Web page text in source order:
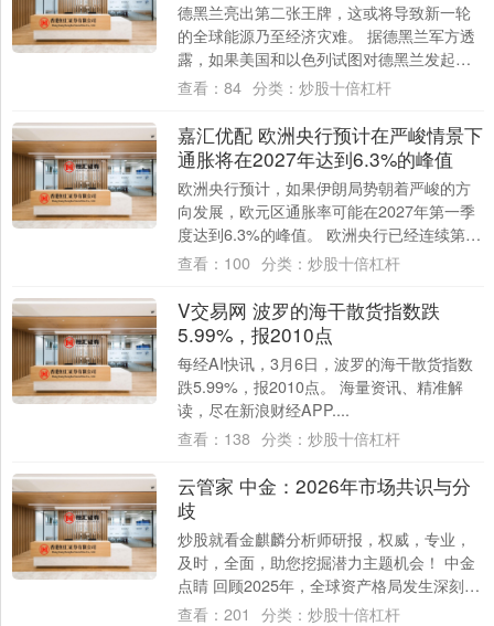
德黑兰亮出第二张王牌，这或将导致新一轮
的全球能源乃至经济灾难。 据德黑兰军方透
露，如果美国和以色列试图对德黑兰发起地
面进攻，或者通过攻击德黑兰的能源设施等
查看： 84 分类： 炒股十倍杠杆
嘉汇优配 欧洲央行预计在严峻情景下
通胀将在2027年达到6.3%的峰值
欧洲央行预计，如果伊朗局势朝着严峻的方
向发展，欧元区通胀率可能在2027年第一季
度达到6.3%的峰值。 欧洲央行已经连续第六
次会议将利率维持在2%不变，并表示做....
查看： 100 分类： 炒股十倍杠杆
V交易网 波罗的海干散货指数跌
5.99%，报2010点
每经AI快讯，3月6日，波罗的海干散货指数
跌5.99%，报2010点。 海量资讯、精准解
读，尽在新浪财经APP....
查看： 138 分类： 炒股十倍杠杆
云管家 中金：2026年市场共识与分
歧
炒股就看金麒麟分析师研报，权威，专业，
及时，全面，助您挖掘潜力主题机会！ 中金
点睛 回顾2025年，全球资产格局发生深刻变
化，美元明显贬值，非美资产跑赢美元资
查看： 201 分类： 炒股十倍杠杆